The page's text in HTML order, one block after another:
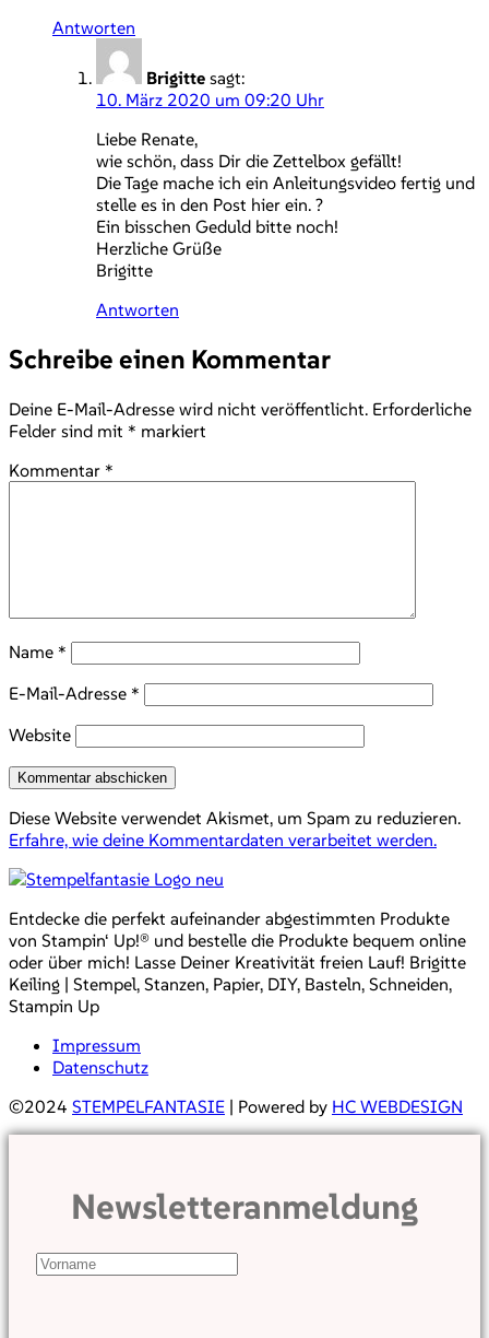
Antworten
Brigitte sagt:
10. März 2020 um 09:20 Uhr
Liebe Renate,
wie schön, dass Dir die Zettelbox gefällt!
Die Tage mache ich ein Anleitungsvideo fertig und
stelle es in den Post hier ein. ?
Ein bisschen Geduld bitte noch!
Herzliche Grüße
Brigitte
Antworten
Schreibe einen Kommentar
Deine E-Mail-Adresse wird nicht veröffentlicht. Erforderliche
Felder sind mit * markiert
Kommentar *
Name *
E-Mail-Adresse *
Website
Diese Website verwendet Akismet, um Spam zu reduzieren.
Erfahre, wie deine Kommentardaten verarbeitet werden.
Entdecke die perfekt aufeinander abgestimmten Produkte
von Stampin‘ Up!® und bestelle die Produkte bequem online
oder über mich! Lasse Deiner Kreativität freien Lauf! Brigitte
Keiling | Stempel, Stanzen, Papier, DIY, Basteln, Schneiden,
Stampin Up
Impressum
Datenschutz
©2024 STEMPELFANTASIE | Powered by HC WEBDESIGN
Newsletteranmeldung